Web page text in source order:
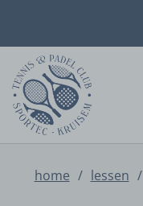
home / lessen /